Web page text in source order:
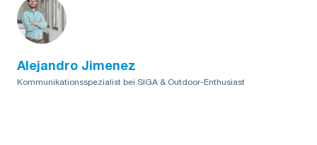
Alejandro Jimenez
Kommunikationsspezialist bei SIGA & Outdoor-Enthusiast